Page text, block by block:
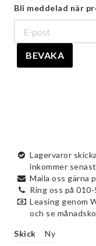
Bli meddelad när
BEVAKA
Lagervaror
inkommer
Maila oss gärna
Ring oss på
Leasing genom
och se
Skick Ny